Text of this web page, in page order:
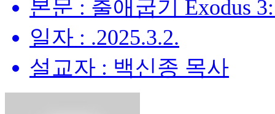
본문 : 출애굽기 Exodus
일자 : .2025.3.2.
설교자 : 백신종 목사